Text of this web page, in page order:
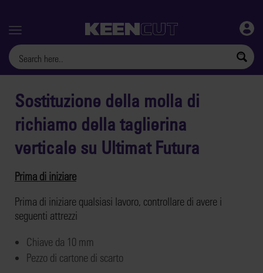
Menu
Sostituzione della molla di
richiamo della taglierina
verticale su Ultimat Futura
Prima di iniziare
Prima di iniziare qualsiasi lavoro, controllare di avere i
seguenti attrezzi
Chiave da 10 mm
Pezzo di cartone di scarto